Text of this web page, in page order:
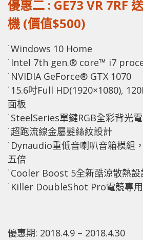
優惠二 : GE73 VR 7RF
機 (價值$500)
˙Windows 10 Home
˙Intel 7th gen.® core™ i7
˙NVIDIA GeForce® GTX 1070
˙15.6吋Full HD(1920×1080),
面板
˙SteelSeries單鍵RGB全彩背光
˙超跑流線金屬髮絲紋設計
˙Dynaudio重低音喇叭音箱模組
五倍
˙Cooler Boost 5全新酷涼散熱設
˙Killer DoubleShot Pro電競專
優惠期: 2018.4.9 – 2018.4.30